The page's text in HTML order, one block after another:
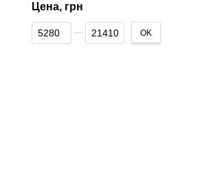
Цена, грн
От Цена, грн
До Цена, грн OK